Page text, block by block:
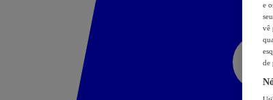
e
vê
de